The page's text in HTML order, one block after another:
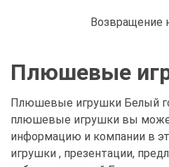
Возвращение
Плюшевые
Плюшевые игрушки Белый
плюшевые игрушки вы
информацию и компании в
игрушки , презентации,